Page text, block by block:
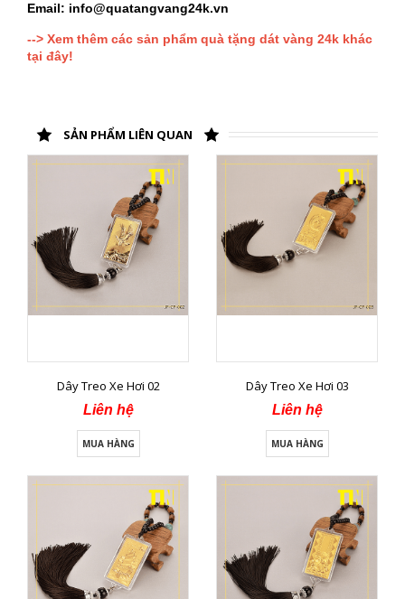
Email: info@quatangvang24k.vn
--> Xem thêm các sản phẩm quà tặng dát vàng 24k khác
tại đây!
SẢN PHẨM LIÊN QUAN
Dây Treo Xe Hơi 02
Liên hệ
MUA HÀNG
Dây Treo Xe Hơi 03
Liên hệ
MUA HÀNG